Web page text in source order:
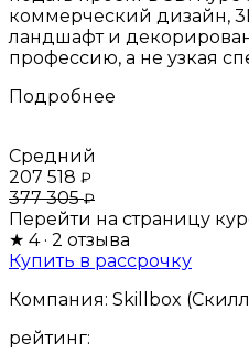
коммерческий дизайн,
ландшафт и
профессию, а не узкая
Подробнее
Средний
207 518 ₽
377 305₽
Перейти на страницу
★ 4· 2 отзыва
Купить в рассрочку
Компания: Skillbox
рейтинг: